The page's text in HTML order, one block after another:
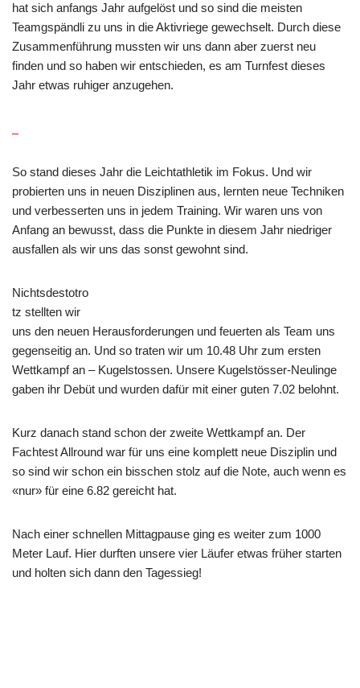
hat sich anfangs Jahr aufgelöst und so sind die meisten
Teamgspändli zu uns in die Aktivriege gewechselt. Durch diese
Zusammenführung mussten wir uns dann aber zuerst neu
finden und so haben wir entschieden, es am Turnfest dieses
Jahr etwas ruhiger anzugehen.
So stand dieses Jahr die Leichtathletik im Fokus. Und wir
probierten uns in neuen Disziplinen aus, lernten neue Techniken
und verbesserten uns in jedem Training. Wir waren uns von
Anfang an bewusst, dass die Punkte in diesem Jahr niedriger
ausfallen als wir uns das sonst gewohnt sind.
Nichtsdestotro
tz stellten wir
uns den neuen Herausforderungen und feuerten als Team uns
gegenseitig an. Und so traten wir um 10.48 Uhr zum ersten
Wettkampf an – Kugelstossen. Unsere Kugelstösser-Neulinge
gaben ihr Debüt und wurden dafür mit einer guten 7.02 belohnt.
Kurz danach stand schon der zweite Wettkampf an. Der
Fachtest Allround war für uns eine komplett neue Disziplin und
so sind wir schon ein bisschen stolz auf die Note, auch wenn es
«nur» für eine 6.82 gereicht hat.
Nach einer schnellen Mittagpause ging es weiter zum 1000
Meter Lauf. Hier durften unsere vier Läufer etwas früher starten
und holten sich dann den Tagessieg!